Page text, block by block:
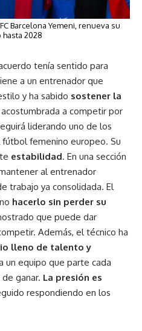
Barcelona Yemeni, renueva su
hasta 2028
tenía sentido para
a un entrenador que
y ha sabido sostener la
acostumbrada a competir por
liderando uno de los
femenino europeo. Su
estabilidad. En una sección
al entrenador
trabajo ya consolidada. El
hacerlo sin perder su
que puede dar
Además, el técnico ha
lleno de talento y
un equipo que parte cada
ganar. La presión es
respondiendo en los